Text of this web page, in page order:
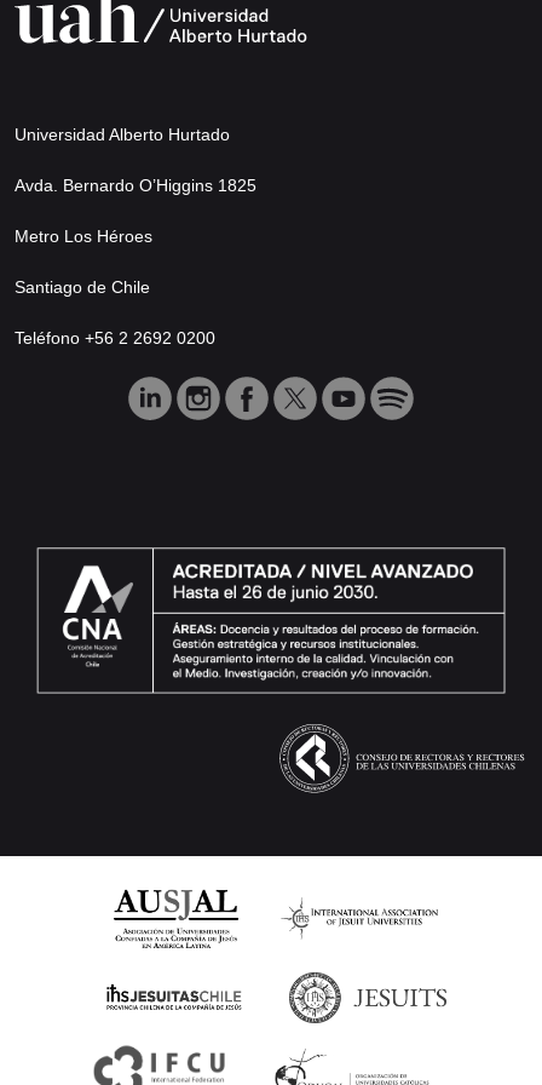
Universidad Alberto Hurtado
Avda. Bernardo O’Higgins 1825
Metro Los Héroes
Santiago de Chile
Teléfono +56 2 2692 0200